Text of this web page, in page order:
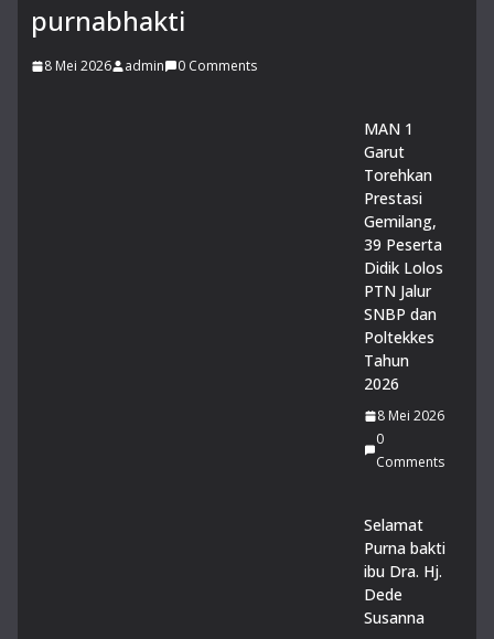
purnabhakti
8 Mei 2026 admin 0 Comments
MAN 1
Garut
Torehkan
Prestasi
Gemilang,
39 Peserta
Didik Lolos
PTN Jalur
SNBP dan
Poltekkes
Tahun
2026
8 Mei 2026
0
Comments
Selamat
Purna bakti
ibu Dra. Hj.
Dede
Susanna